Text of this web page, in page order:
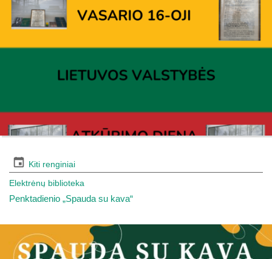
Kiti renginiai
Elektrėnų biblioteka
Penktadienio „Spauda su kava“